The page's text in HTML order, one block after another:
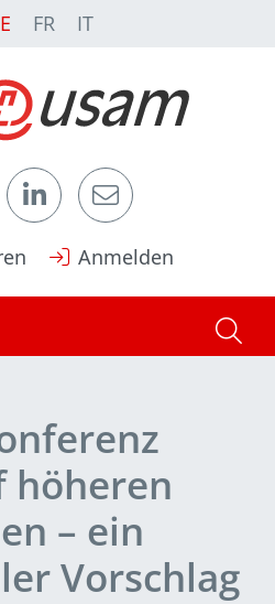
FR IT
Anmelden
höheren
– ein
Vorschlag